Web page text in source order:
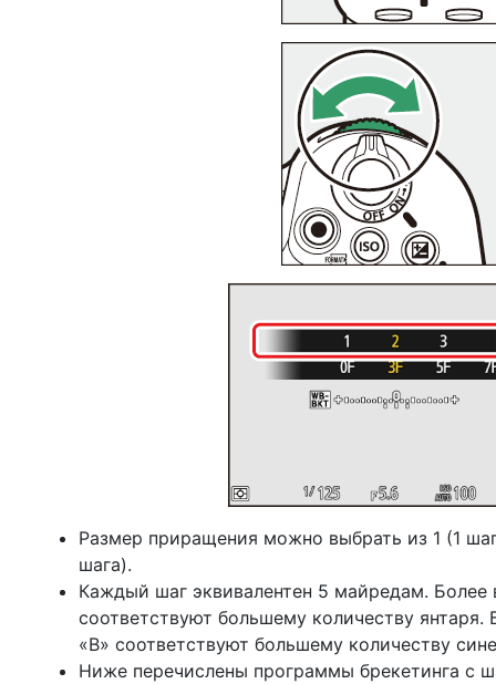
Размер приращения можно выбрать из 1 (1
шага).
Каждый шаг эквивалентен 5 майредам. Более
соответствуют большему количеству янтаря.
«B» соответствуют большему количеству
Ниже перечислены программы брекетинга с